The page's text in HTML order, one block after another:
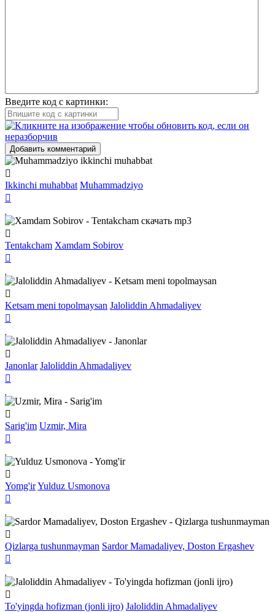
Введите код с картинки:
Добавить комментарий
Ikkinchi muhabbat Muhammadziyo
Tentakcham Xamdam Sobirov
Ketsam meni topolmaysan Jaloliddin Ahmadaliyev
Janonlar Jaloliddin Ahmadaliyev
Sarig'im Uzmir, Mira
Yomg'irYulduz Usmonova
Qizlarga tushunmayman Sardor Mamadaliyev, Doston Ergashev
To'yingda hofizman (jonli ijro) Jaloliddin Ahmadaliyev